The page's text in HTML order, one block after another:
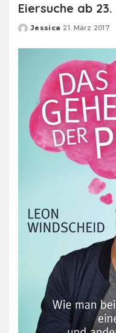
Eiersuche ab
Posted
Jessica 21. März 2017